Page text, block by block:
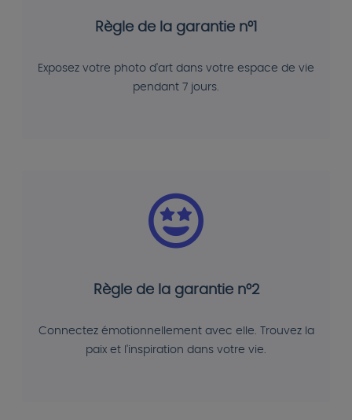
Règle de la garantie n°1
Exposez votre photo d'art dans votre espace de vie
pendant 7 jours.
Règle de la garantie n°2
Connectez émotionnellement avec elle. Trouvez la
paix et l'inspiration dans votre vie.